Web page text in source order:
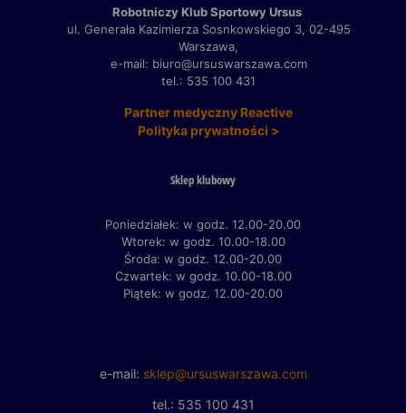
Robotniczy Klub Sportowy Ursus
ul. Generała Kazimierza Sosnkowskiego 3, 02-495
Warszawa,
e-mail: biuro@ursuswarszawa.com
tel.: 535 100 431
Partner medyczny Reactive
Polityka prywatności >
Sklep klubowy
Poniedziałek: w godz. 12.00-20.00
Wtorek: w godz. 10.00-18.00
Środa: w godz. 12.00-20.00
Czwartek: w godz. 10.00-18.00
Piątek: w godz. 12.00-20.00
e-mail: sklep@ursuswarszawa.com
tel.: 535 100 431